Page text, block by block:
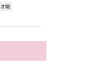
才能